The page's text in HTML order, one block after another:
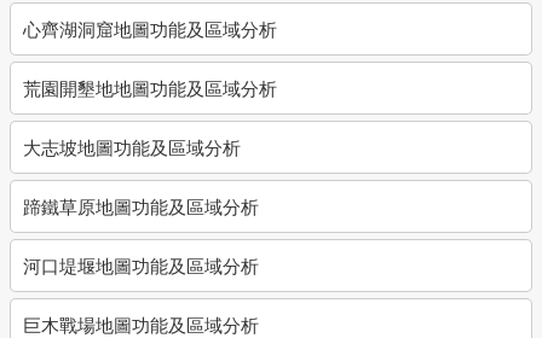
心齊湖洞窟地圖功能及區域分析
荒園開墾地地圖功能及區域分析
大志坡地圖功能及區域分析
蹄鐵草原地圖功能及區域分析
河口堤堰地圖功能及區域分析
巨木戰場地圖功能及區域分析